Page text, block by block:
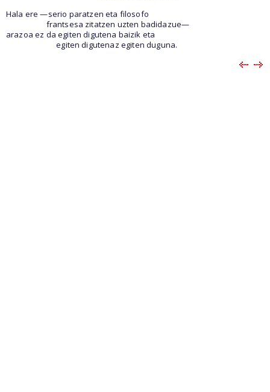
Hala ere —serio paratzen eta filosofo
frantsesa zitatzen uzten badidazue—
arazoa ez da egiten digutena baizik eta
egiten digutenaz egiten duguna.